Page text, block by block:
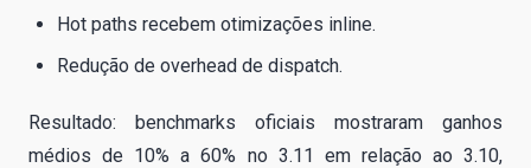
Hot paths recebem otimizações inline.
Redução de overhead de dispatch.
Resultado: benchmarks oficiais mostraram ganhos
médios de 10% a 60% no 3.11 em relação ao 3.10,